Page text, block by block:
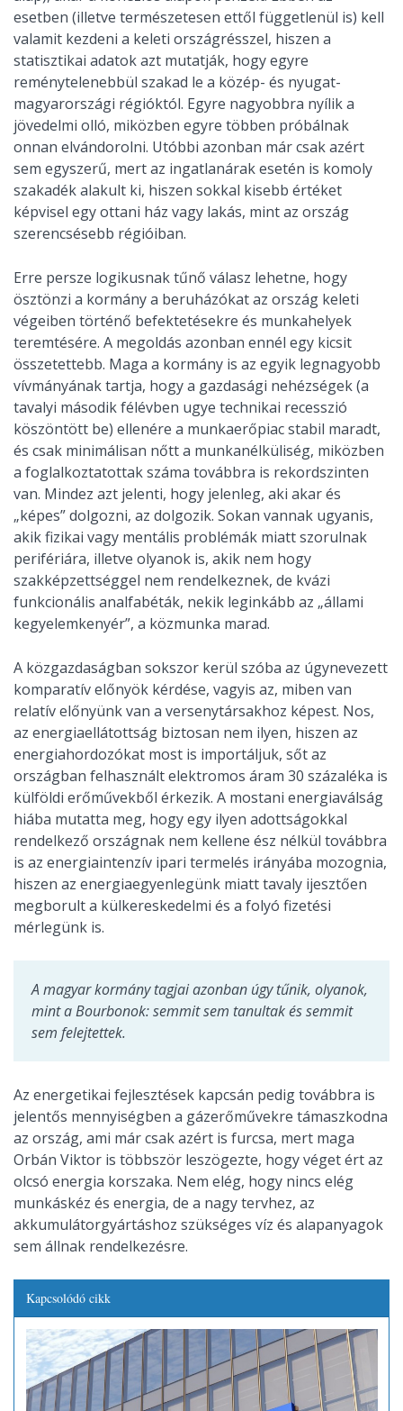
esetben (illetve természetesen ettől függetlenül is) kell
valamit kezdeni a keleti országrésszel, hiszen a
statisztikai adatok azt mutatják, hogy egyre
reménytelenebbül szakad le a közép- és nyugat-
magyarországi régióktól. Egyre nagyobbra nyílik a
jövedelmi olló, miközben egyre többen próbálnak
onnan elvándorolni. Utóbbi azonban már csak azért
sem egyszerű, mert az ingatlanárak esetén is komoly
szakadék alakult ki, hiszen sokkal kisebb értéket
képvisel egy ottani ház vagy lakás, mint az ország
szerencsésebb régióiban.
Erre persze logikusnak tűnő válasz lehetne, hogy
ösztönzi a kormány a beruházókat az ország keleti
végeiben történő befektetésekre és munkahelyek
teremtésére. A megoldás azonban ennél egy kicsit
összetettebb. Maga a kormány is az egyik legnagyobb
vívmányának tartja, hogy a gazdasági nehézségek (a
tavalyi második félévben ugye technikai recesszió
köszöntött be) ellenére a munkaerőpiac stabil maradt,
és csak minimálisan nőtt a munkanélküliség, miközben
a foglalkoztatottak száma továbbra is rekordszinten
van. Mindez azt jelenti, hogy jelenleg, aki akar és
„képes” dolgozni, az dolgozik. Sokan vannak ugyanis,
akik fizikai vagy mentális problémák miatt szorulnak
perifériára, illetve olyanok is, akik nem hogy
szakképzettséggel nem rendelkeznek, de kvázi
funkcionális analfabéták, nekik leginkább az „állami
kegyelemkenyér”, a közmunka marad.
A közgazdaságban sokszor kerül szóba az úgynevezett
komparatív előnyök kérdése, vagyis az, miben van
relatív előnyünk van a versenytársakhoz képest. Nos,
az energiaellátottság biztosan nem ilyen, hiszen az
energiahordozókat most is importáljuk, sőt az
országban felhasznált elektromos áram 30 százaléka is
külföldi erőművekből érkezik. A mostani energiaválság
hiába mutatta meg, hogy egy ilyen adottságokkal
rendelkező országnak nem kellene ész nélkül továbbra
is az energiaintenzív ipari termelés irányába mozognia,
hiszen az energiaegyenlegünk miatt tavaly ijesztően
megborult a külkereskedelmi és a folyó fizetési
mérlegünk is.
A magyar kormány tagjai azonban úgy tűnik, olyanok,
mint a Bourbonok: semmit sem tanultak és semmit
sem felejtettek.
Az energetikai fejlesztések kapcsán pedig továbbra is
jelentős mennyiségben a gázerőművekre támaszkodna
az ország, ami már csak azért is furcsa, mert maga
Orbán Viktor is többször leszögezte, hogy véget ért az
olcsó energia korszaka. Nem elég, hogy nincs elég
munkáskéz és energia, de a nagy tervhez, az
akkumulátorgyártáshoz szükséges víz és alapanyagok
sem állnak rendelkezésre.
Kapcsolódó cikk